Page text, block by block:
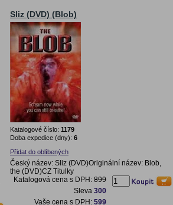
Sliz (DVD) (Blob)
Katalogové číslo: 1179
Doba expedice (dny): 6
Přidat do oblíbených
Český název: Sliz (DVD)Originální název: Blob,
the (DVD)CZ Titulky
Katalogová cena s DPH: 899
Sleva 300
Vaše cena s DPH: 599